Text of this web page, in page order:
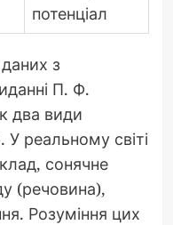
потенціал
з
П. Ф.
два види
реальному світі
сонячне
(речовина),
Розуміння цих